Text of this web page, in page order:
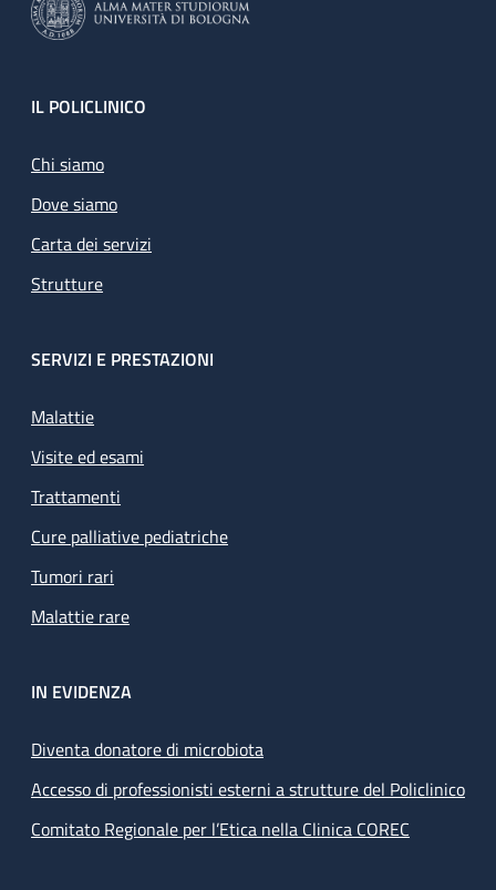
Footer
IL POLICLINICO
Chi siamo
Dove siamo
Carta dei servizi
Strutture
SERVIZI E PRESTAZIONI
Malattie
Visite ed esami
Trattamenti
Cure palliative pediatriche
Tumori rari
Malattie rare
IN EVIDENZA
Diventa donatore di microbiota
Accesso di professionisti esterni a strutture del Policlinico
Comitato Regionale per l’Etica nella Clinica COREC